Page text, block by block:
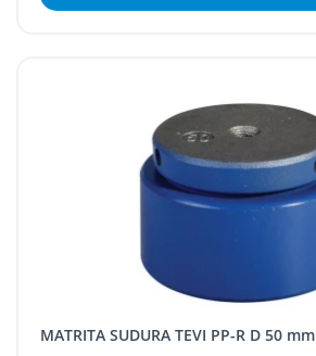
MATRITA SUDURA TEVI PP-R D 50 mm